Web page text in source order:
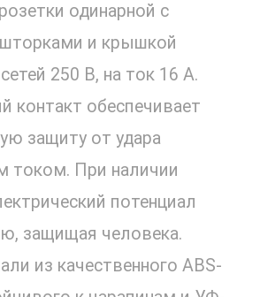
одинарной с
и крышкой
250 В, на ток 16 А.
контакт обеспечивает
защиту от удара
током. При наличии
потенциал
защищая человека.
из качественного ABS-